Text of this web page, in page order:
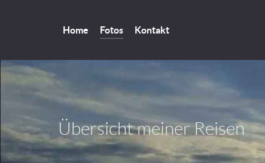
Home Fotos Kontakt
Übersicht meiner Reisen